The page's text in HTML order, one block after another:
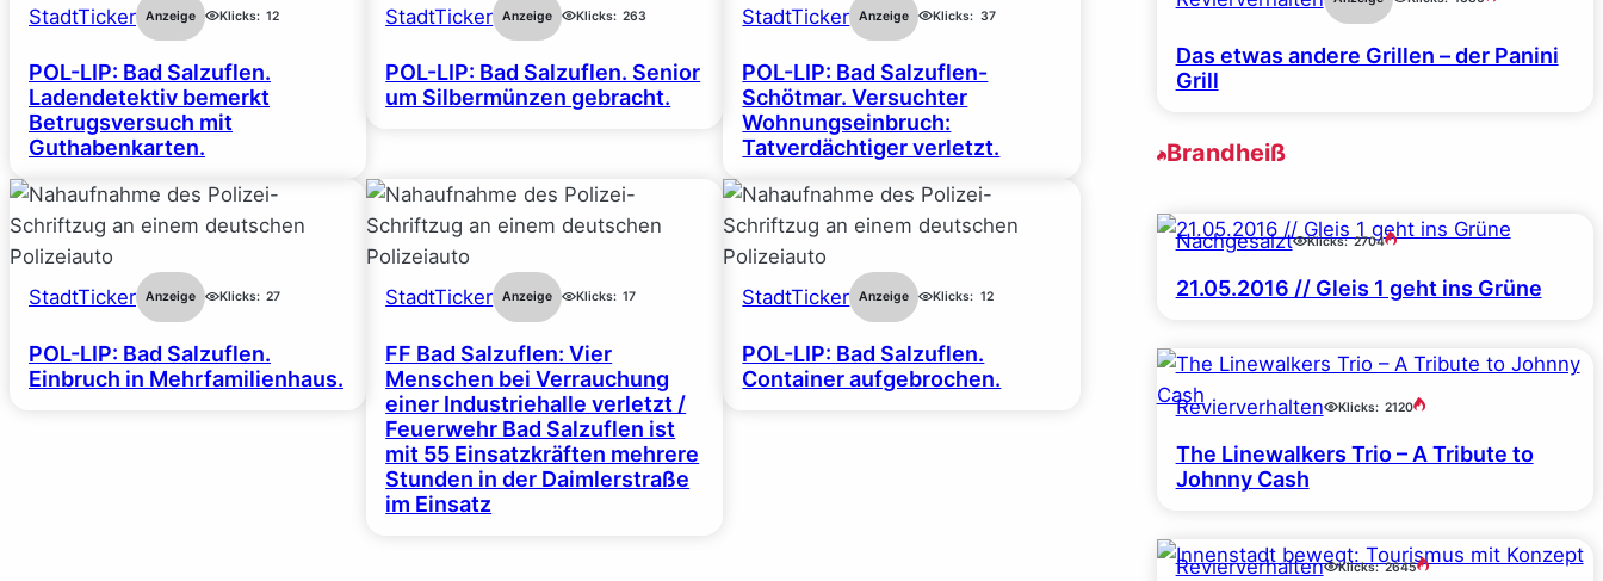
StadtTicker Anzeige Klicks: 12
POL-LIP: Bad Salzuflen.
Ladendetektiv bemerkt
Betrugsversuch mit
Guthabenkarten.
StadtTicker Anzeige Klicks: 263
POL-LIP: Bad Salzuflen. Senior
um Silbermünzen gebracht.
StadtTicker Anzeige Klicks: 37
POL-LIP: Bad Salzuflen-
Schötmar. Versuchter
Wohnungseinbruch:
Tatverdächtiger verletzt.
StadtTicker Anzeige Klicks: 27
POL-LIP: Bad Salzuflen.
Einbruch in Mehrfamilienhaus.
StadtTicker Anzeige Klicks: 17
FF Bad Salzuflen: Vier
Menschen bei Verrauchung
einer Industriehalle verletzt /
Feuerwehr Bad Salzuflen ist
mit 55 Einsatzkräften mehrere
Stunden in der Daimlerstraße
im Einsatz
StadtTicker Anzeige Klicks: 12
POL-LIP: Bad Salzuflen.
Container aufgebrochen.
Das etwas andere Grillen – der Panini
Grill
Brandheiß
Nachgesalzt Klicks: 2704
21.05.2016 // Gleis 1 geht ins Grüne
Revierverhalten Klicks: 2120
The Linewalkers Trio – A Tribute to
Johnny Cash
Revierverhalten Klicks: 2645